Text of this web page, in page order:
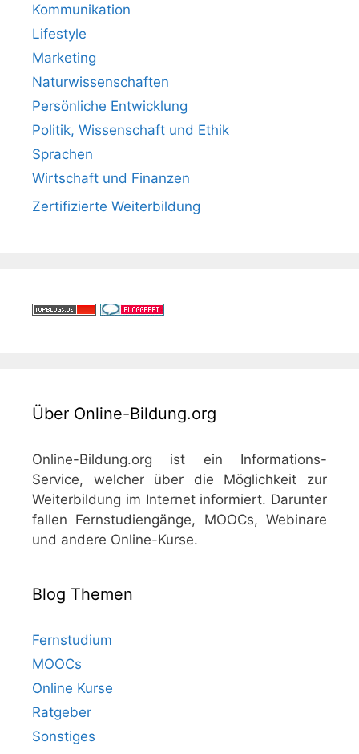
Kommunikation
Lifestyle
Marketing
Naturwissenschaften
Persönliche Entwicklung
Politik, Wissenschaft und Ethik
Sprachen
Wirtschaft und Finanzen
Zertifizierte Weiterbildung
Über Online-Bildung.org
Online-Bildung.org ist ein Informations-
Service, welcher über die Möglichkeit zur
Weiterbildung im Internet informiert. Darunter
fallen Fernstudiengänge, MOOCs, Webinare
und andere Online-Kurse.
Blog Themen
Fernstudium
MOOCs
Online Kurse
Ratgeber
Sonstiges